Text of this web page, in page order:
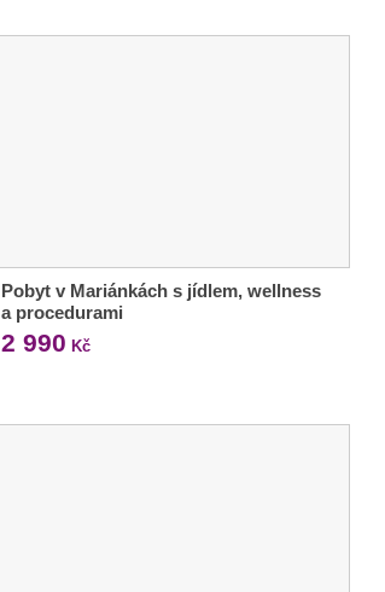
Pobyt v Mariánkách s jídlem, wellness
a procedurami
2 990 Kč